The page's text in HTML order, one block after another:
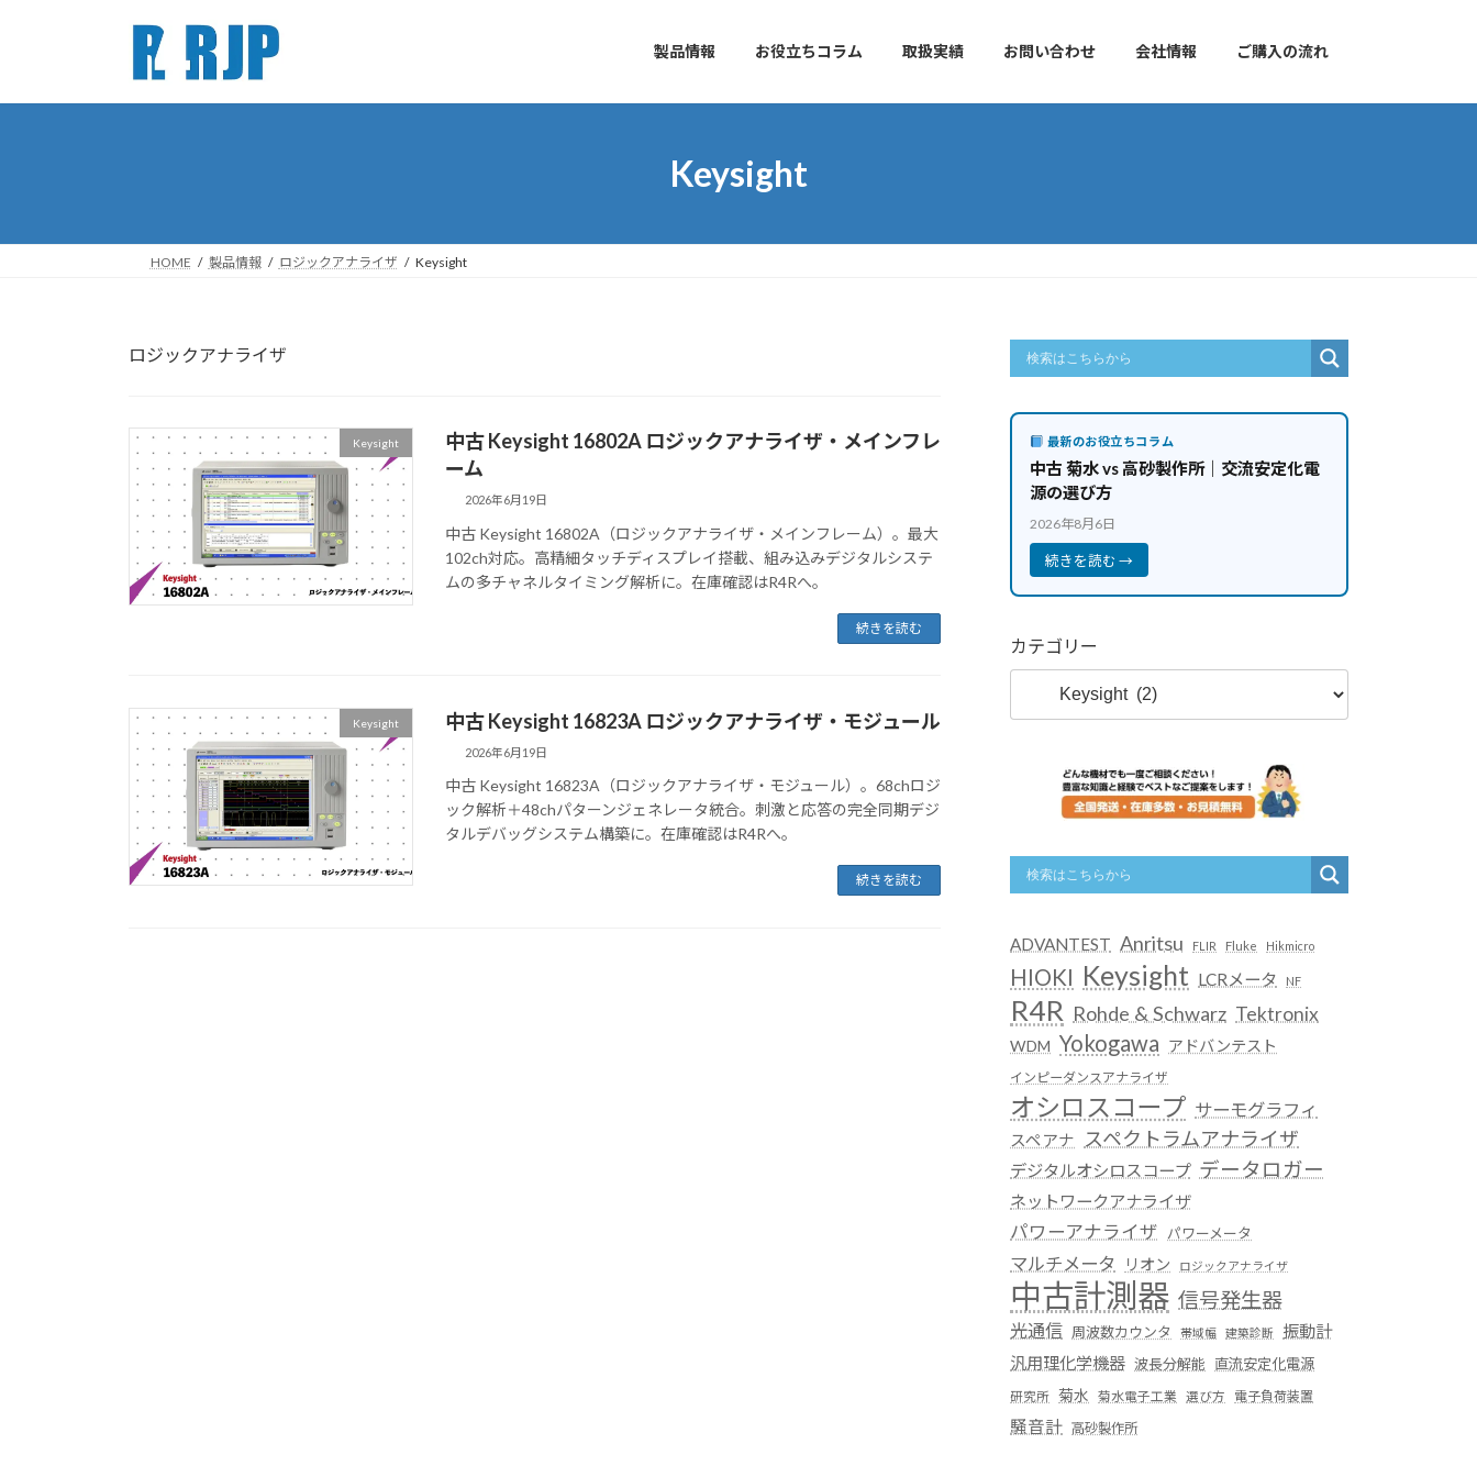
プ
動
製品情報 お役立ちコラム 取扱実績 お問い合わせ 会社情報 ご購入の流れ
Keysight
HOME 製品情報 ロジックアナライザ Keysight
ロジックアナライザ
Keysight
中古 Keysight 16802A ロジックアナライザ・メインフレ
ーム
2026年6月19日
中古 Keysight 16802A（ロジックアナライザ・メインフレーム）。最大
102ch対応。高精細タッチディスプレイ搭載、組み込みデジタルシステ
ムの多チャネルタイミング解析に。在庫確認はR4Rへ。
続きを読む
Keysight 中古 Keysight 16823A ロジックアナライザ・モジュール
2026年6月19日
中古 Keysight 16823A（ロジックアナライザ・モジュール）。68chロジ
ック解析＋48chパターンジェネレータ統合。刺激と応答の完全同期デジ
タルデバッグシステム構築に。在庫確認はR4Rへ。
続きを読む
最新のお役立ちコラム
中古 菊水 vs 高砂製作所｜交流安定化電
源の選び方
2026年8月6日
続きを読む →
カテゴリー
ADVANTEST Anritsu FLIR Fluke Hikmicro
HIOKI Keysight LCRメータ NF
R4R Rohde & Schwarz Tektronix
WDM Yokogawa アドバンテスト
インピーダンスアナライザ
オシロスコープ サーモグラフィ
スペアナ スペクトラムアナライザ
デジタルオシロスコープ データロガー
ネットワークアナライザ
パワーアナライザ パワーメータ
マルチメータ リオン ロジックアナライザ
中古計測器 信号発生器
光通信 周波数カウンタ 帯域幅 建築診断
振動計
汎用理化学機器 波長分解能 直流安定化電源
研究所 菊水 菊水電子工業 選び方 電子負荷装置
騒音計 高砂製作所